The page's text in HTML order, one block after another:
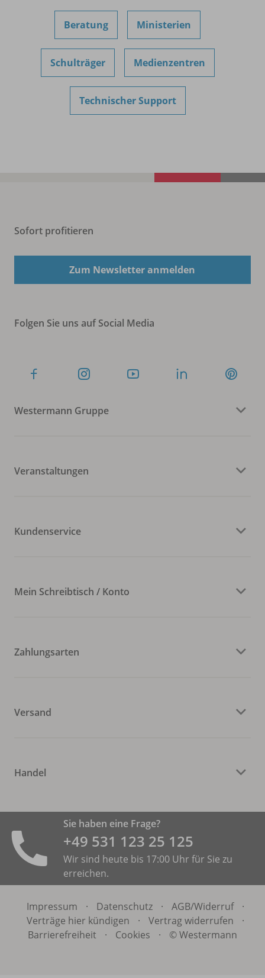
Beratung Ministerien
Schulträger Medienzentren
Technischer Support
Sofort profitieren
Zum Newsletter anmelden
Folgen Sie uns auf Social Media
Westermann Gruppe
Veranstaltungen
Kundenservice
Mein Schreibtisch / Konto
Zahlungsarten
Versand
Handel
Sie haben eine Frage?
+49 531 ­123 25 125
Wir sind heute bis 17:00 Uhr für Sie zu
erreichen.
Impressum · Datenschutz · AGB/Widerruf
·
Verträge hier kündigen
· Vertrag widerrufen
·
Barrierefreiheit
· Cookies · © Westermann